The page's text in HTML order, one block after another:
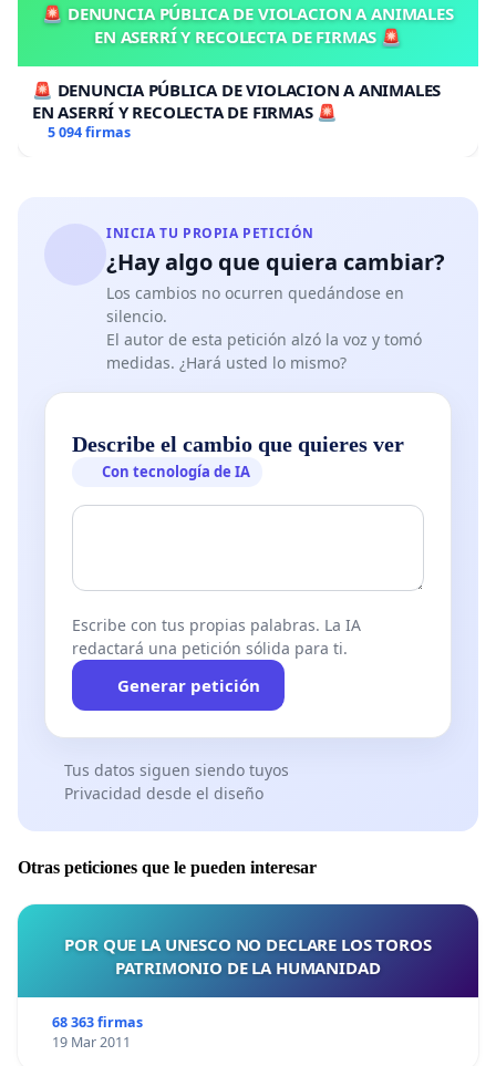
🚨 DENUNCIA PÚBLICA DE VIOLACION A ANIMALES
EN ASERRÍ Y RECOLECTA DE FIRMAS 🚨
🚨 DENUNCIA PÚBLICA DE VIOLACION A ANIMALES
EN ASERRÍ Y RECOLECTA DE FIRMAS 🚨
5 094 firmas
INICIA TU PROPIA PETICIÓN
¿Hay algo que quiera cambiar?
Los cambios no ocurren quedándose en
silencio.
El autor de esta petición alzó la voz y tomó
medidas. ¿Hará usted lo mismo?
Describe el cambio que quieres ver
Con tecnología de IA
Escribe con tus propias palabras. La IA
redactará una petición sólida para ti.
Generar petición
Tus datos siguen siendo tuyos
Privacidad desde el diseño
Otras peticiones que le pueden interesar
POR QUE LA UNESCO NO DECLARE LOS TOROS
PATRIMONIO DE LA HUMANIDAD
68 363 firmas
19 Mar 2011